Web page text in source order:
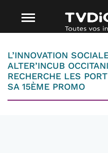
L’INNOVATION
ALTER’INCUB
RECHERCHE LES
SA 15ÈME PROMO